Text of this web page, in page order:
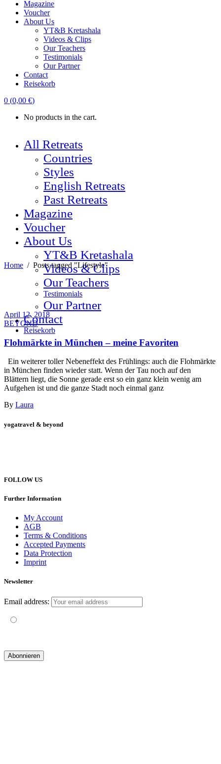
Magazine
Voucher
About Us
YT&B Kretashala
Videos & Clips
Our Teachers
Testimonials
Our Partner
Contact
Reisekorb
0 (0,00 €)
No products in the cart.
All Retreats
Countries
Styles
English Retreats
Past Retreats
Magazine
Voucher
About Us
YT&B Kretashala
Videos & Clips
Our Teachers
Testimonials
Our Partner
Contact
Reisekorb
Home / Posts tagged "Lifestyle"
April 12, 2018
BEYOND
Flohmärkte in München – meine Favoriten
Ein weiterer toller Nebeneffekt des Frühlings: auch die Flohmärkte
in München finden wieder statt. Wenn der Tau noch auf den
Blättern liegt, die Sonne gerade erst so ein ganz klein wenig am
Aufgehen ist und die ganze Stadt noch einmal ganz
By Laura
yogatravel & beyond
FOLLOW US
Further Information
My Account
AGB
Terms & Conditions
Accepted Payments
Data Protection
Imprint
Newsletter
Email address: